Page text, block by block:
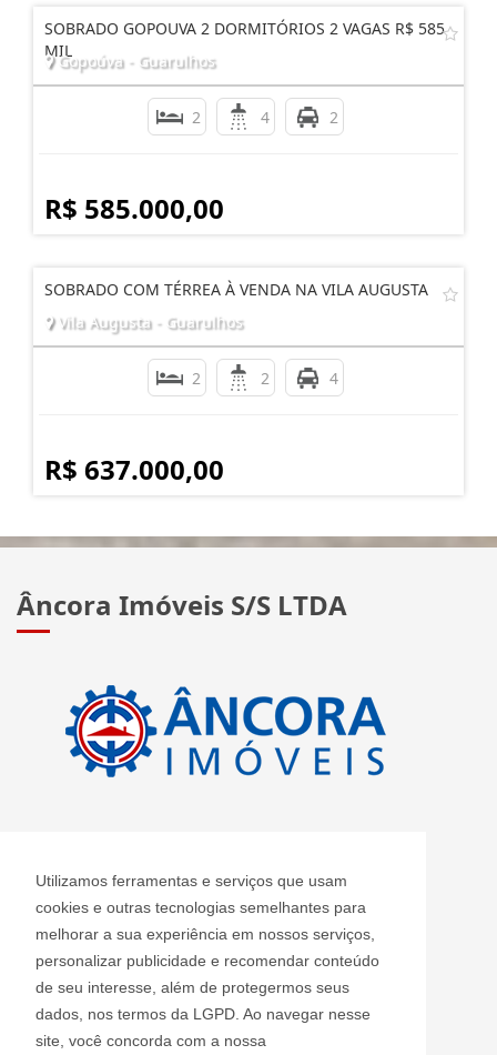
Utilizamos ferramentas e serviços que usam
cookies e outras tecnologias semelhantes para
melhorar a sua experiência em nossos serviços,
personalizar publicidade e recomendar conteúdo
de seu interesse, além de protegermos seus
dados, nos termos da LGPD. Ao navegar nesse
site, você concorda com a nossa
SOBRADO GOPOUVA 2 DORMITÓRIOS 2 VAGAS R$ 585
MIL
Gopoúva - Guarulhos
2 4 2
R$ 585.000,00
SOBRADO COM TÉRREA À VENDA NA VILA AUGUSTA
Vila Augusta - Guarulhos
2 2 4
R$ 637.000,00
Âncora Imóveis S/S LTDA
Informações de Contato
Âncora Imóveis S/S LTDA - J 2420
ancoraimoveis@uol.com.br
(11) 2408-3955